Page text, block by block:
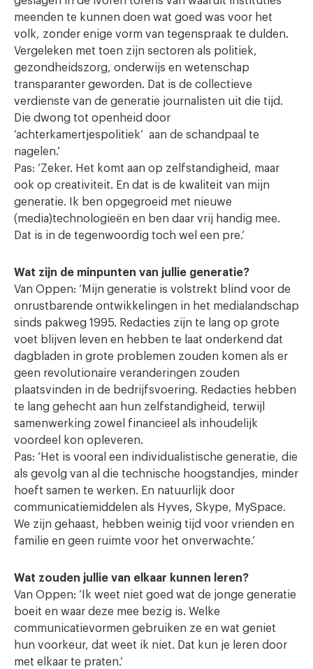
meenden te kunnen doen wat goed was voor het
volk, zonder enige vorm van tegenspraak te dulden.
Vergeleken met toen zijn sectoren als politiek,
gezondheidszorg, onderwijs en wetenschap
transparanter geworden. Dat is de collectieve
verdienste van de generatie journalisten uit die tijd.
Die dwong tot openheid door
‘achterkamertjespolitiek’ aan de schandpaal te
nagelen.’
Pas: ‘Zeker. Het komt aan op zelfstandigheid, maar
ook op creativiteit. En dat is de kwaliteit van mijn
generatie. Ik ben opgegroeid met nieuwe
(media)technologieën en ben daar vrij handig mee.
Dat is in de tegenwoordig toch wel een pre.’
Wat zijn de minpunten van jullie generatie?
Van Oppen: ‘Mijn generatie is volstrekt blind voor de
onrustbarende ontwikkelingen in het medialandschap
sinds pakweg 1995. Redacties zijn te lang op grote
voet blijven leven en hebben te laat onderkend dat
dagbladen in grote problemen zouden komen als er
geen revolutionaire veranderingen zouden
plaatsvinden in de bedrijfsvoering. Redacties hebben
te lang gehecht aan hun zelfstandigheid, terwijl
samenwerking zowel financieel als inhoudelijk
voordeel kon opleveren.
Pas: ‘Het is vooral een individualistische generatie, die
als gevolg van al die technische hoogstandjes, minder
hoeft samen te werken. En natuurlijk door
communicatiemiddelen als Hyves, Skype, MySpace.
We zijn gehaast, hebben weinig tijd voor vrienden en
familie en geen ruimte voor het onverwachte.’
Wat zouden jullie van elkaar kunnen leren?
Van Oppen: ‘Ik weet niet goed wat de jonge generatie
boeit en waar deze mee bezig is. Welke
communicatievormen gebruiken ze en wat geniet
hun voorkeur, dat weet ik niet. Dat kun je leren door
met elkaar te praten.’